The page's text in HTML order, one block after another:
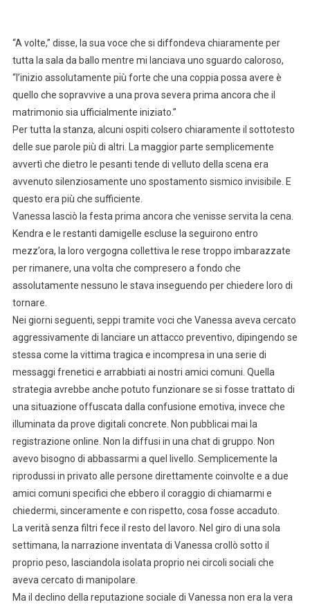
“A volte,” disse, la sua voce che si diffondeva chiaramente per
tutta la sala da ballo mentre mi lanciava uno sguardo caloroso,
“l’inizio assolutamente più forte che una coppia possa avere è
quello che sopravvive a una prova severa prima ancora che il
matrimonio sia ufficialmente iniziato.”
Per tutta la stanza, alcuni ospiti colsero chiaramente il sottotesto
delle sue parole più di altri. La maggior parte semplicemente
avvertì che dietro le pesanti tende di velluto della scena era
avvenuto silenziosamente uno spostamento sismico invisibile. E
questo era più che sufficiente.
Vanessa lasciò la festa prima ancora che venisse servita la cena.
Kendra e le restanti damigelle escluse la seguirono entro
mezz’ora, la loro vergogna collettiva le rese troppo imbarazzate
per rimanere, una volta che compresero a fondo che
assolutamente nessuno le stava inseguendo per chiedere loro di
tornare.
Nei giorni seguenti, seppi tramite voci che Vanessa aveva cercato
aggressivamente di lanciare un attacco preventivo, dipingendo se
stessa come la vittima tragica e incompresa in una serie di
messaggi frenetici e arrabbiati ai nostri amici comuni. Quella
strategia avrebbe anche potuto funzionare se si fosse trattato di
una situazione offuscata dalla confusione emotiva, invece che
illuminata da prove digitali concrete. Non pubblicai mai la
registrazione online. Non la diffusi in una chat di gruppo. Non
avevo bisogno di abbassarmi a quel livello. Semplicemente la
riprodussi in privato alle persone direttamente coinvolte e a due
amici comuni specifici che ebbero il coraggio di chiamarmi e
chiedermi, sinceramente e con rispetto, cosa fosse accaduto.
La verità senza filtri fece il resto del lavoro. Nel giro di una sola
settimana, la narrazione inventata di Vanessa crollò sotto il
proprio peso, lasciandola isolata proprio nei circoli sociali che
aveva cercato di manipolare.
Ma il declino della reputazione sociale di Vanessa non era la vera